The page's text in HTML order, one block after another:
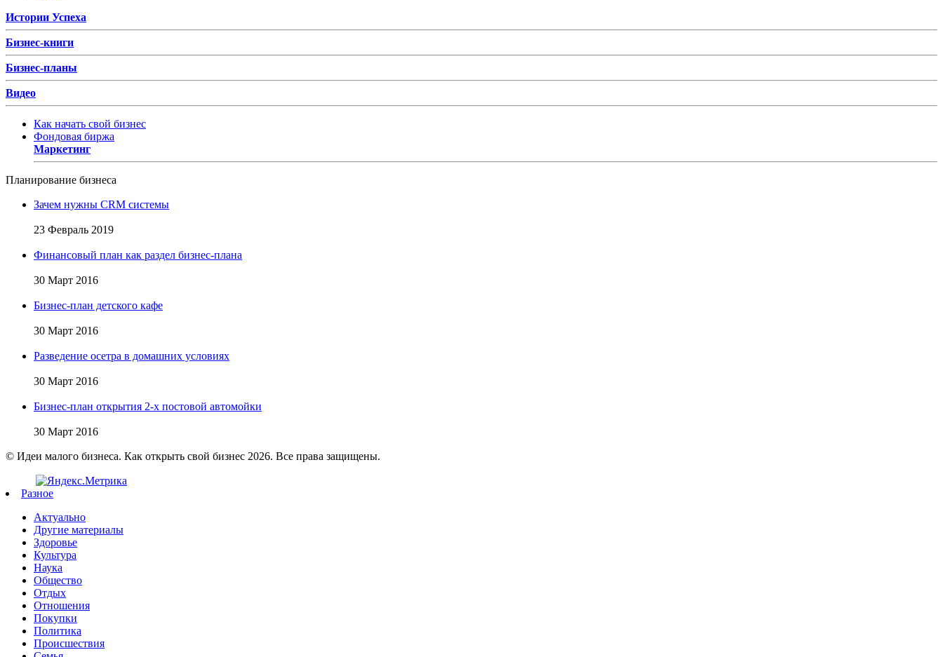
Истории Успеха
Бизнес-книги
Бизнес-планы
Видео
Как начать свой бизнес
Фондовая биржа
Маркетинг
Планирование бизнеса
Зачем нужны CRM системы
23 Февраль 2019
Финансовый план как раздел бизнес-плана
30 Март 2016
Бизнес-план детского кафе
30 Март 2016
Разведение осетра в домашних условиях
30 Март 2016
Бизнес-план открытия 2-х постовой автомойки
30 Март 2016
© Идеи малого бизнеса. Как открыть свой бизнес 2026. Все права защищены.
Разное
Актуально
Другие материалы
Здоровье
Культура
Наука
Общество
Отдых
Отношения
Покупки
Политика
Происшествия